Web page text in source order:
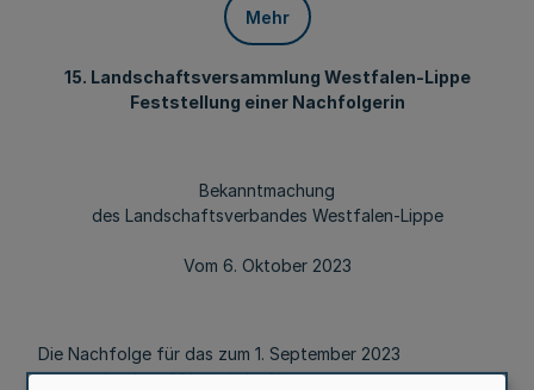
Mehr
15. Landschaftsversammlung Westfalen-Lippe
Feststellung einer Nachfolgerin
Bekanntmachung
des Landschaftsverbandes Westfalen-Lippe
Vom 6. Oktober 2023
Die Nachfolge für das zum 1. September 2023
ausgeschiedene Mitglied der 15.